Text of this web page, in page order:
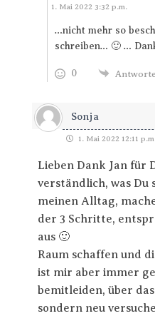
Antworten
1. Mai 2022 3:32 p.m.
…nicht mehr so
schreiben… 🙂 …
0
Sonja
1. Mai 2022 12:11
Lieben Dank Jan für
verständlich, was Du
meinen Alltag,
der 3 Schritte,
aus 🙂
Raum schaffen und
ist mir aber immer
bemitleiden, über
sondern neu